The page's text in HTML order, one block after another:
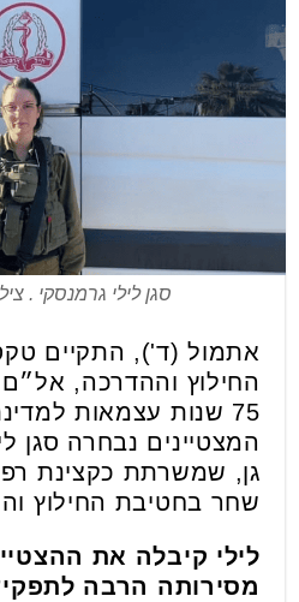
סגן לילי גרמנסקי .
אתמול (ד'), התקיים
החילוץ וההדרכה,
75 שנות עצמאות
המצטיינים נבחרה סגן
גן, שמשרתת כקצינת
שחר בחטיבת החילוץ
לילי קיבלה את
מסירותה הרבה